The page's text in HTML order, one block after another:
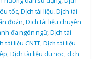
tốc,Dịch tài liệu,Dịch tài
đoán,Dịch tài liệu chuyên
đa ngôn ngữ,Dịch tài
tài liệu CNTT,Dịch tài liệu
,Dịch tài liệu du học,dịch